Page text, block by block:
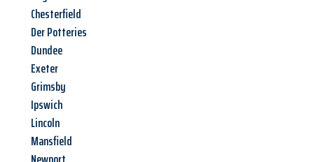
Chesterfield
Der Potteries
Dundee
Exeter
Grimsby
Ipswich
Lincoln
Mansfield